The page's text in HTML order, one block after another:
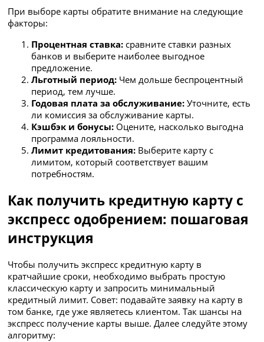
При выборе карты обратите внимание на следующие
факторы:
Процентная ставка: сравните ставки разных
банков и выберите наиболее выгодное
предложение.
Льготный период: Чем дольше беспроцентный
период, тем лучше.
Годовая плата за обслуживание: Уточните, есть
ли комиссия за обслуживание карты.
Кэшбэк и бонусы: Оцените, насколько выгодна
программа лояльности.
Лимит кредитования: Выберите карту с
лимитом, который соответствует вашим
потребностям.
Как получить кредитную карту с
экспресс одобрением: пошаговая
инструкция
Чтобы получить экспресс кредитную карту в
кратчайшие сроки, необходимо выбрать простую
классическую карту и запросить минимальный
кредитный лимит. Совет: подавайте заявку на карту в
том банке, где уже являетесь клиентом. Так шансы на
экспресс получение карты выше. Далее следуйте этому
алгоритму: